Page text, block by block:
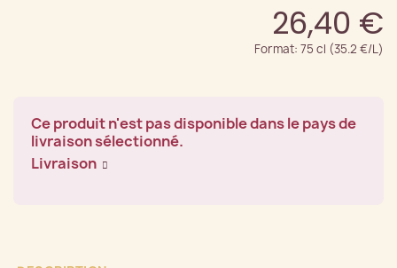
26,40 €
Format: 75 cl (35.2 €/L)
Ce produit n'est pas disponible dans le pays de
livraison sélectionné.
Livraison